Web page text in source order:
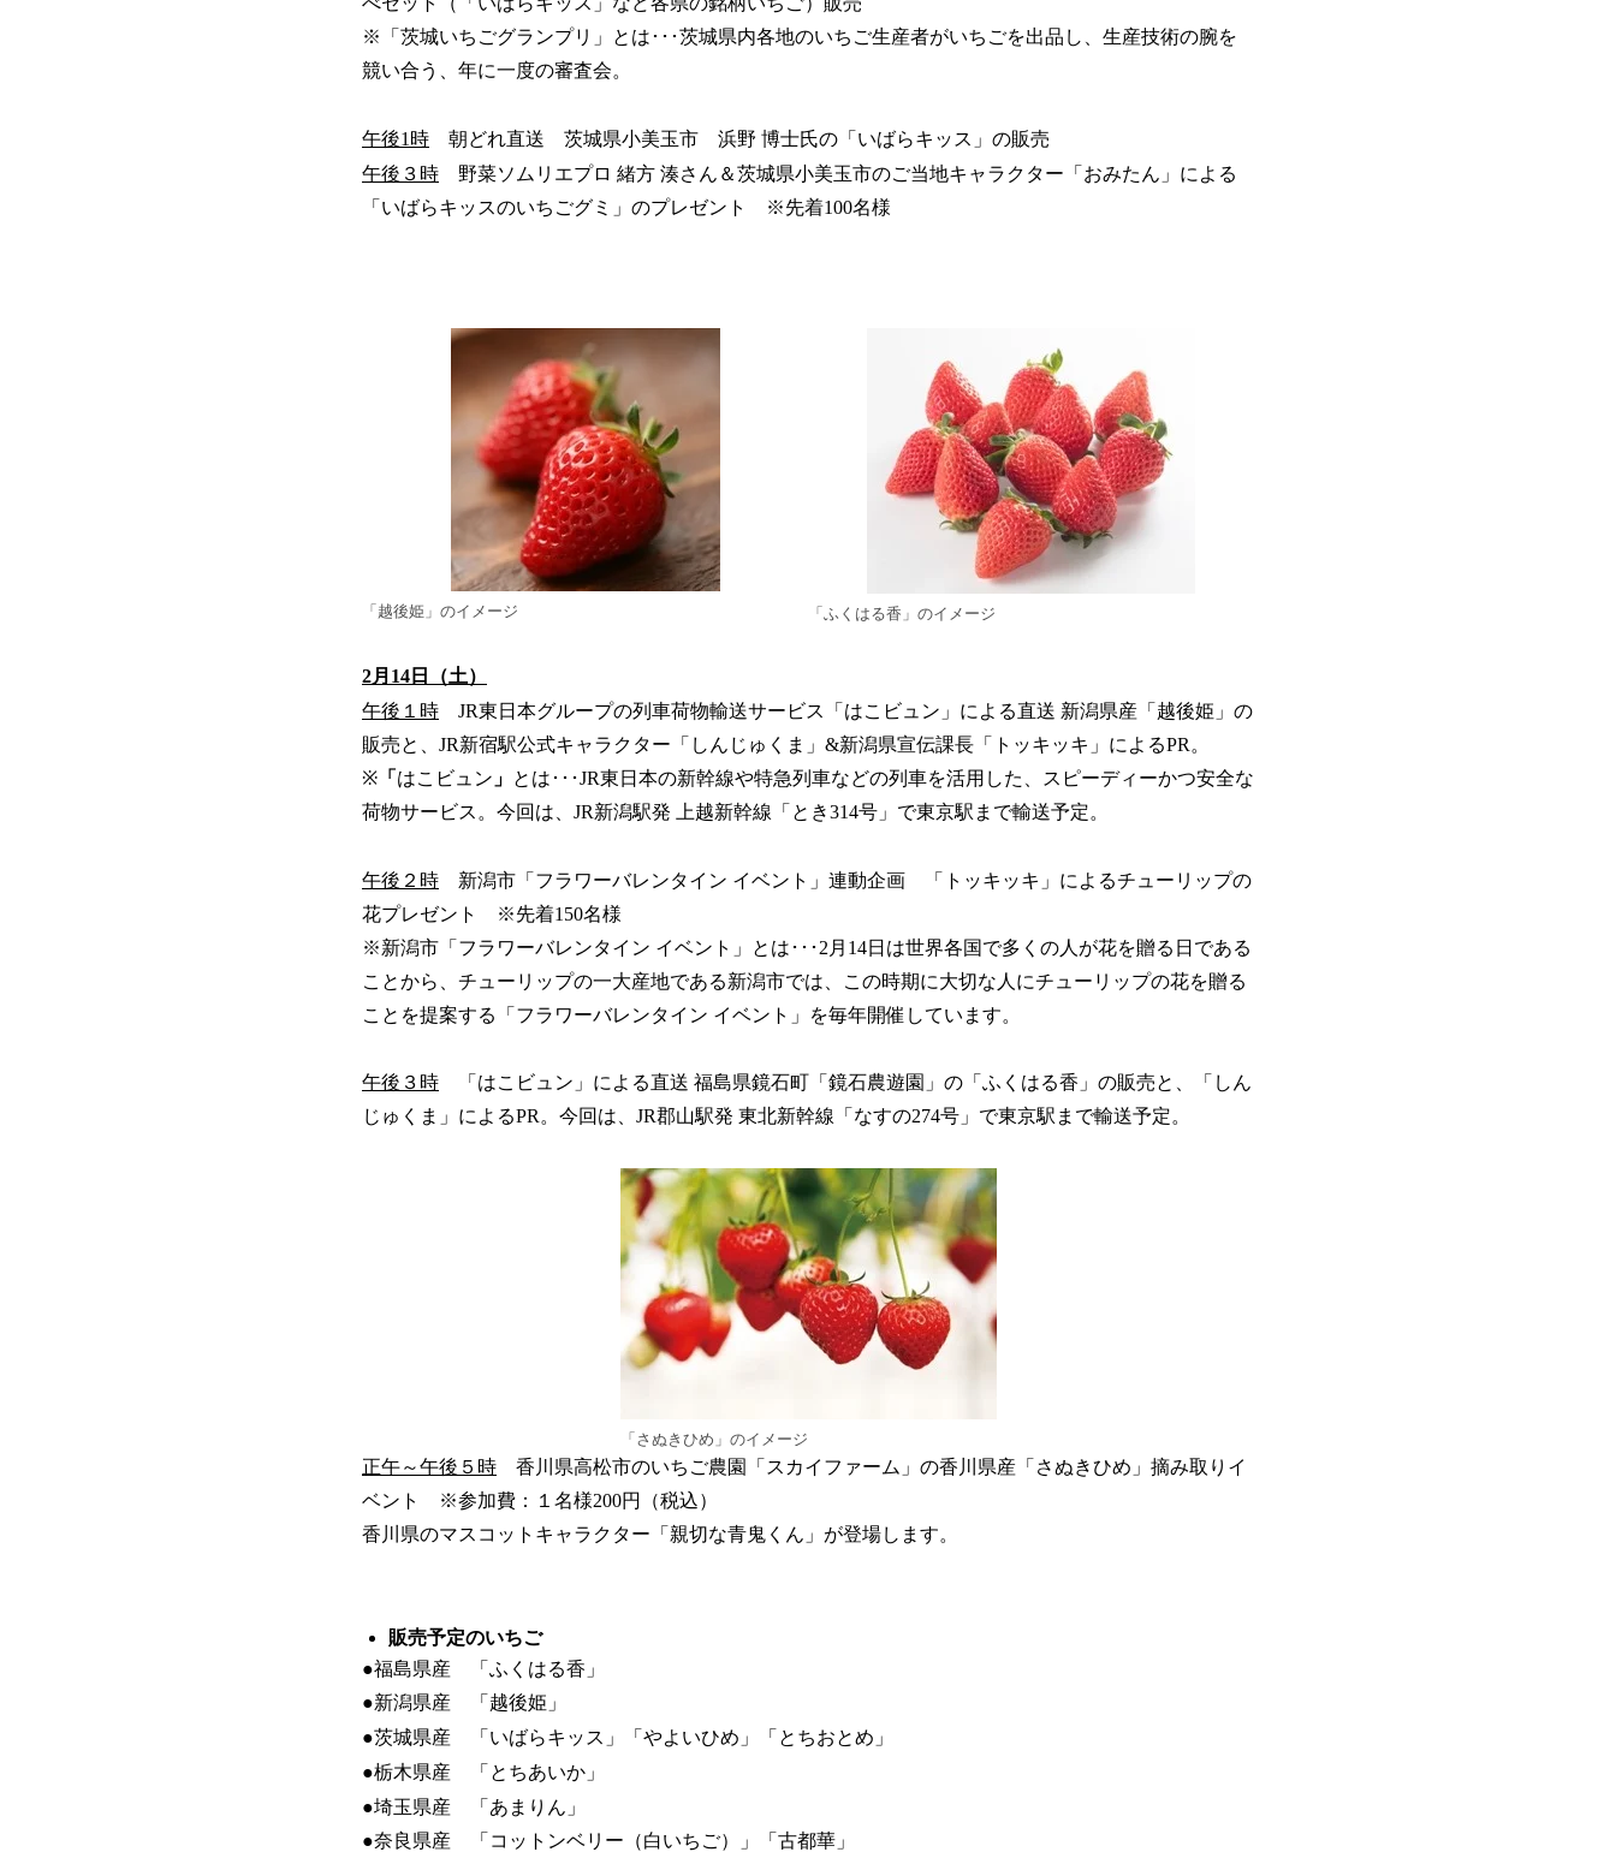
※「茨城いちごグランプリ」とは･･･茨城県内各地のいちご生産者がいちごを出品し、生産技術の腕を
競い合う、年に一度の審査会。
午後1時 朝どれ直送 茨城県小美玉市 浜野 博士氏の「いばらキッス」の販売
午後３時 野菜ソムリエプロ 緒方 湊さん＆茨城県小美玉市のご当地キャラクター「おみたん」による
「いばらキッスのいちごグミ」のプレゼント ※先着100名様
「越後姫」のイメージ 「ふくはる香」のイメージ
2月14日（土）
午後１時 JR東日本グループの列車荷物輸送サービス「はこビュン」による直送 新潟県産「越後姫」の
販売と、JR新宿駅公式キャラクター「しんじゅくま」&新潟県宣伝課長「トッキッキ」によるPR。
※ 「 はこビュン 」 とは･･･JR東日本の新幹線や特急列車などの列車を活用した、スピーディーかつ安全な
荷物サービス。今回は、JR新潟駅発 上越新幹線「とき314号」で東京駅まで輸送予定。
午後２時 新潟市「フラワーバレンタイン イベント」連動企画 「トッキッキ」によるチューリップの
花プレゼント ※先着150名様
※新潟市「フラワーバレンタイン イベント」とは･･･2月14日は世界各国で多くの人が花を贈る日である
ことから、チューリップの一大産地である新潟市では、この時期に大切な人にチューリップの花を贈る
ことを提案する「フラワーバレンタイン イベント」を毎年開催しています。
午後３時 「はこビュン」による直送 福島県鏡石町「鏡石農遊園」の「ふくはる香」の販売と、「しん
じゅくま」によるPR。今回は、JR郡山駅発 東北新幹線「なすの274号」で東京駅まで輸送予定。
「さぬきひめ」のイメージ
正午～午後５時 香川県高松市のいちご農園「スカイファーム」の香川県産「さぬきひめ」摘み取りイ
ベント ※参加費：１名様200円（税込）
香川県のマスコットキャラクター「親切な青鬼くん」が登場します。
販売予定のいちご
●福島県産 「ふくはる香」
●新潟県産 「越後姫」
●茨城県産 「いばらキッス」「やよいひめ」「とちおとめ」
●栃木県産 「とちあいか」
●埼玉県産 「あまりん」
●奈良県産 「コットンベリー（白いちご）」「古都華」